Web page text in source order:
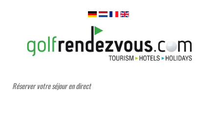
Réserver votre séjour en direct